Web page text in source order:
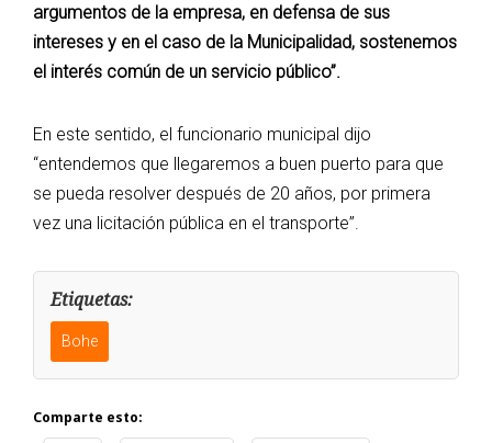
argumentos de la empresa, en defensa de sus
intereses y en el caso de la Municipalidad, sostenemos
el interés común de un servicio público”.
En este sentido, el funcionario municipal dijo
“entendemos que llegaremos a buen puerto para que
se pueda resolver después de 20 años, por primera
vez una licitación pública en el transporte”.
Etiquetas:
Bohe
Comparte esto: